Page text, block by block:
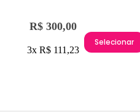
R$ 300,00
3x R$ 111,23
Selecionar